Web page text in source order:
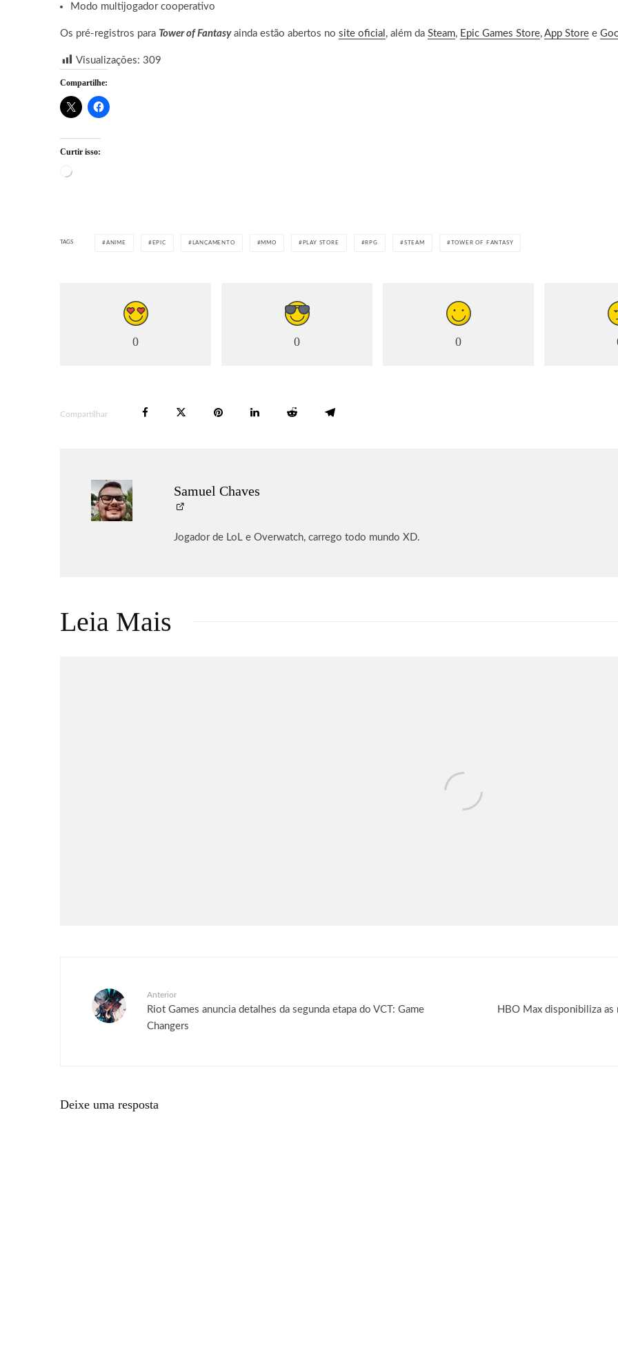
Modo multijogador cooperativo
Os pré-registros para Tower of Fantasyainda estão abertos no site oficial , além da Steam, Epic Games Store, App Store e
Visualizações: 309
Compartilhe:
Curtir isso:
Carregando...
TAGS ANIME EPIC LANÇAMENTO MMO PLAY STORE RPG STEAM TOWER OF FANTASY
0 0 0
Compartilhar
Samuel Chaves
Jogador de LoL e Overwatch, carrego todo mundo XD.
Leia Mais
Anterior
Riot Games anuncia detalhes da segunda etapa do VCT: Game
Changers
HBO Max disponibiliza as
Deixe uma resposta